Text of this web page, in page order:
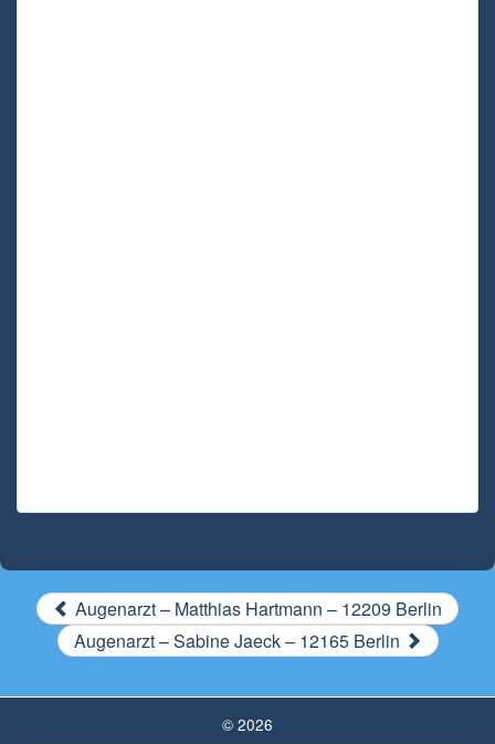
Augenarzt – Matthias Hartmann – 12209 Berlin
Augenarzt – Sabine Jaeck – 12165 Berlin
© 2026